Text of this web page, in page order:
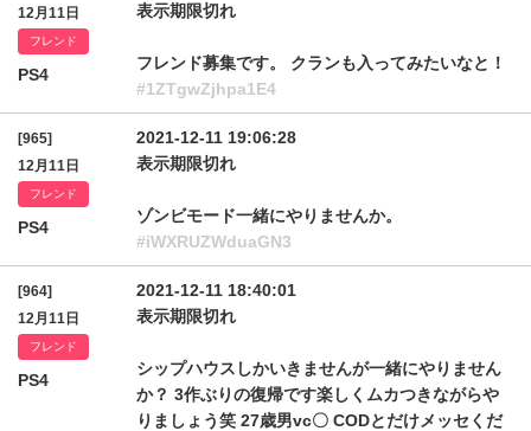
12月11日
フレンド
PS4
表示期限切れ
フレンド募集です。 クランも入ってみたいなと！
#1ZTgwZjhpa1E4
[965]
12月11日
フレンド
PS4
2021-12-11 19:06:28
表示期限切れ
ゾンビモード一緒にやりませんか。
#iWXRUZWduaGN3
[964]
12月11日
フレンド
PS4
2021-12-11 18:40:01
表示期限切れ
シップハウスしかいきませんが一緒にやりません
か？ 3作ぶりの復帰です楽しくムカつきながらや
りましょう笑 27歳男vc〇 CODとだけメッセくだ